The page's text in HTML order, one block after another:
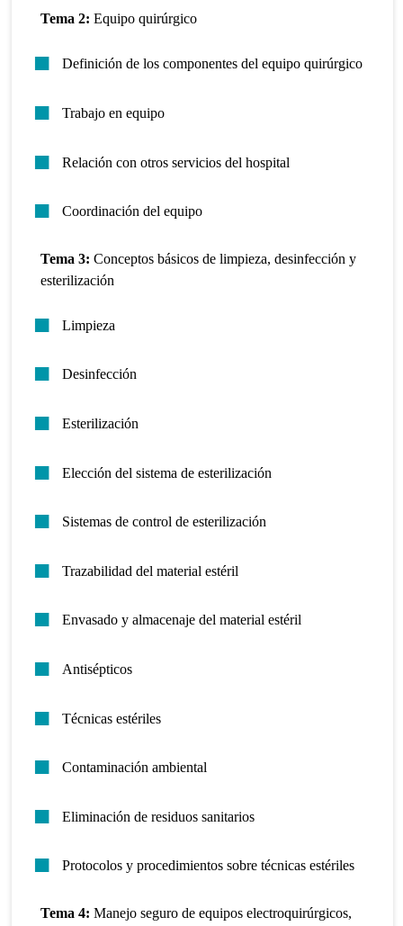
Tema 2: Equipo quirúrgico
Definición de los componentes del equipo quirúrgico
Trabajo en equipo
Relación con otros servicios del hospital
Coordinación del equipo
Tema 3: Conceptos básicos de limpieza, desinfección y
esterilización
Limpieza
Desinfección
Esterilización
Elección del sistema de esterilización
Sistemas de control de esterilización
Trazabilidad del material estéril
Envasado y almacenaje del material estéril
Antisépticos
Técnicas estériles
Contaminación ambiental
Eliminación de residuos sanitarios
Protocolos y procedimientos sobre técnicas estériles
Tema 4: Manejo seguro de equipos electroquirúrgicos,